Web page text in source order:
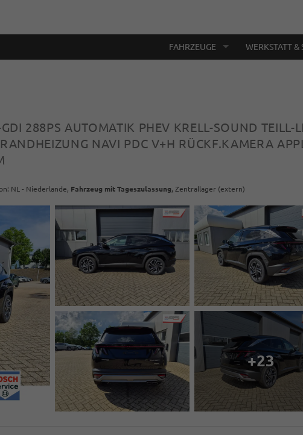
FAHRZEUGE WERKSTATT &
288PS AUTOMATIK PHEV KRELL-SOUND TEILL-
NAVI PDC V+H RÜCKF.KAMERA
NL - Niederlande, Fahrzeug mit Tageszulassung, Zentrallager (extern)
+23